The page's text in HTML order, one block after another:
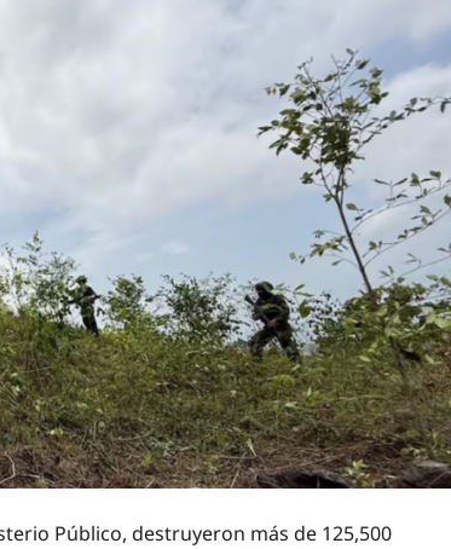
Público, destruyeron más de 125,500